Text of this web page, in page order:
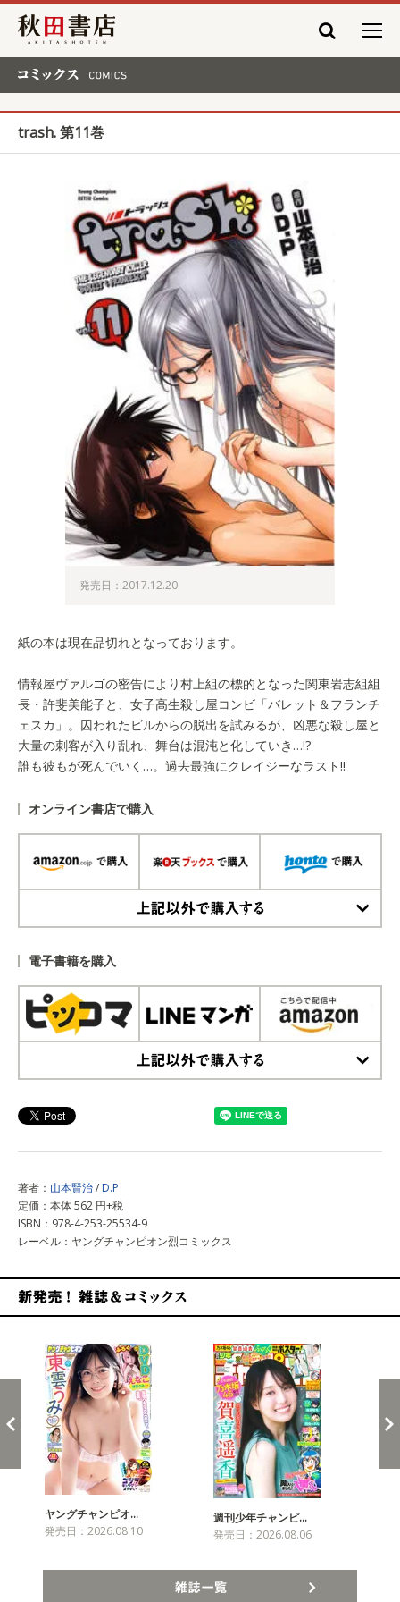
秋田書店
trash. 第11巻
発売日：2017.12.20
紙の本は現在品切れとなっております。
情報屋ヴァルゴの密告により村上組の標的となった関東岩志組組
長・許斐美能子と、女子高生殺し屋コンビ「バレット＆フランチ
ェスカ」。囚われたビルからの脱出を試みるが、凶悪な殺し屋と
大量の刺客が入り乱れ、舞台は混沌と化していき…!?
誰も彼もが死んでいく…。過去最強にクレイジーなラスト!!
オンライン書店で購入
電子書籍を購入
著者： 山本賢治/ D.P
定価：本体 562 円+税
ISBN：978-4-253-25534-9
レーベル：ヤングチャンピオン烈コミックス
ヤングチャンピオ…
発売日：2026.08.10
週刊少年チャンピ…
発売日：2026.08.06